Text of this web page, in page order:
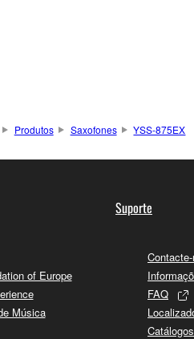
Produtos Saxofones YSS-875EX
of Europe
Música
Suporte
FAQ